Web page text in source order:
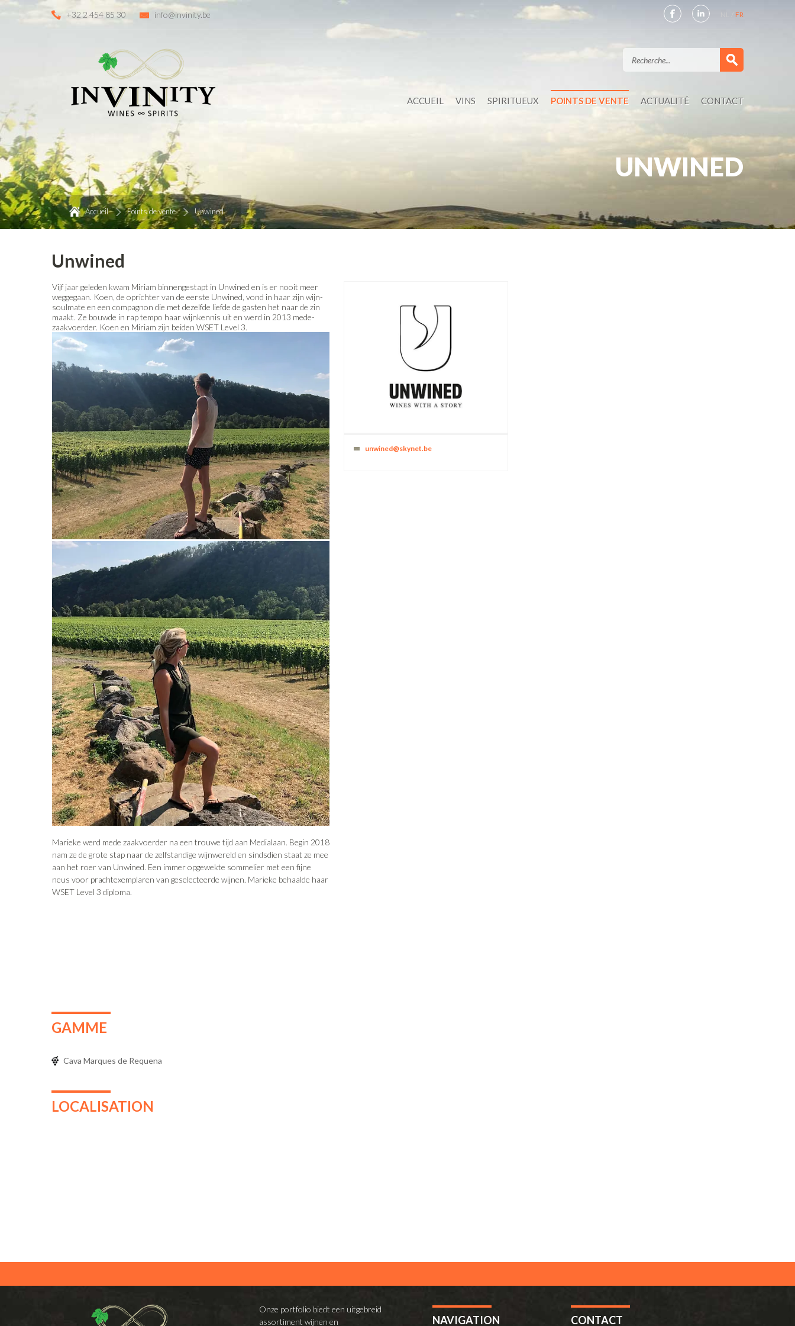
+32 2 454 85 30 info@invinity.be FR
ACCUEIL VINS SPIRITUEUX POINTS DE VENTE ACTUALITÉ CONTACT
UNWINED
Accueil Points de vente Unwined
Unwined
Vijf jaar geleden kwam Miriam binnengestapt in Unwined en is er nooit meer
weggegaan. Koen, de oprichter van de eerste Unwined, vond in haar zijn wijn-
soulmate en een compagnon die met dezelfde liefde de gasten het naar de zin
maakt. Ze bouwde in rap tempo haar wijnkennis uit en werd in 2013 mede-
zaakvoerder. Koen en Miriam zijn beiden WSET Level 3.
Marieke werd mede zaakvoerder na een trouwe tijd aan Medialaan. Begin 2018
nam ze de grote stap naar de zelfstandige wijnwereld en sindsdien staat ze mee
aan het roer van Unwined. Een immer opgewekte sommelier met een fijne
neus voor prachtexemplaren van geselecteerde wijnen. Marieke behaalde haar
WSET Level 3 diploma.
unwined@skynet.be
GAMME
Cava Marques de Requena
LOCALISATION
Onze portfolio biedt een uitgebreid
assortiment wijnen en
NAVIGATION CONTACT